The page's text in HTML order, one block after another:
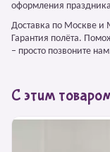
оформления
Доставка по Москве и
Гарантия полёта.
– просто позвоните
С этим